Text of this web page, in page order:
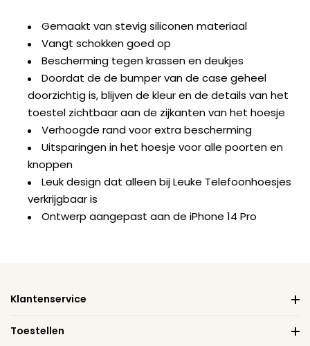
Gemaakt van stevig siliconen materiaal
Vangt schokken goed op
Bescherming tegen krassen en deukjes
Doordat de de bumper van de case geheel
doorzichtig is, blijven de kleur en de details van het
toestel zichtbaar aan de zijkanten van het hoesje
Verhoogde rand voor extra bescherming
Uitsparingen in het hoesje voor alle poorten en
knoppen
Leuk design dat alleen bij Leuke Telefoonhoesjes
verkrijgbaar is
Ontwerp aangepast aan de iPhone 14 Pro
Klantenservice
Toestellen